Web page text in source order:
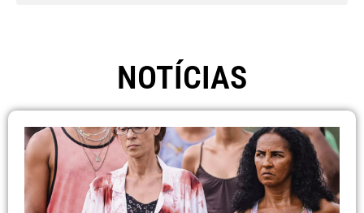
NOTÍCIAS